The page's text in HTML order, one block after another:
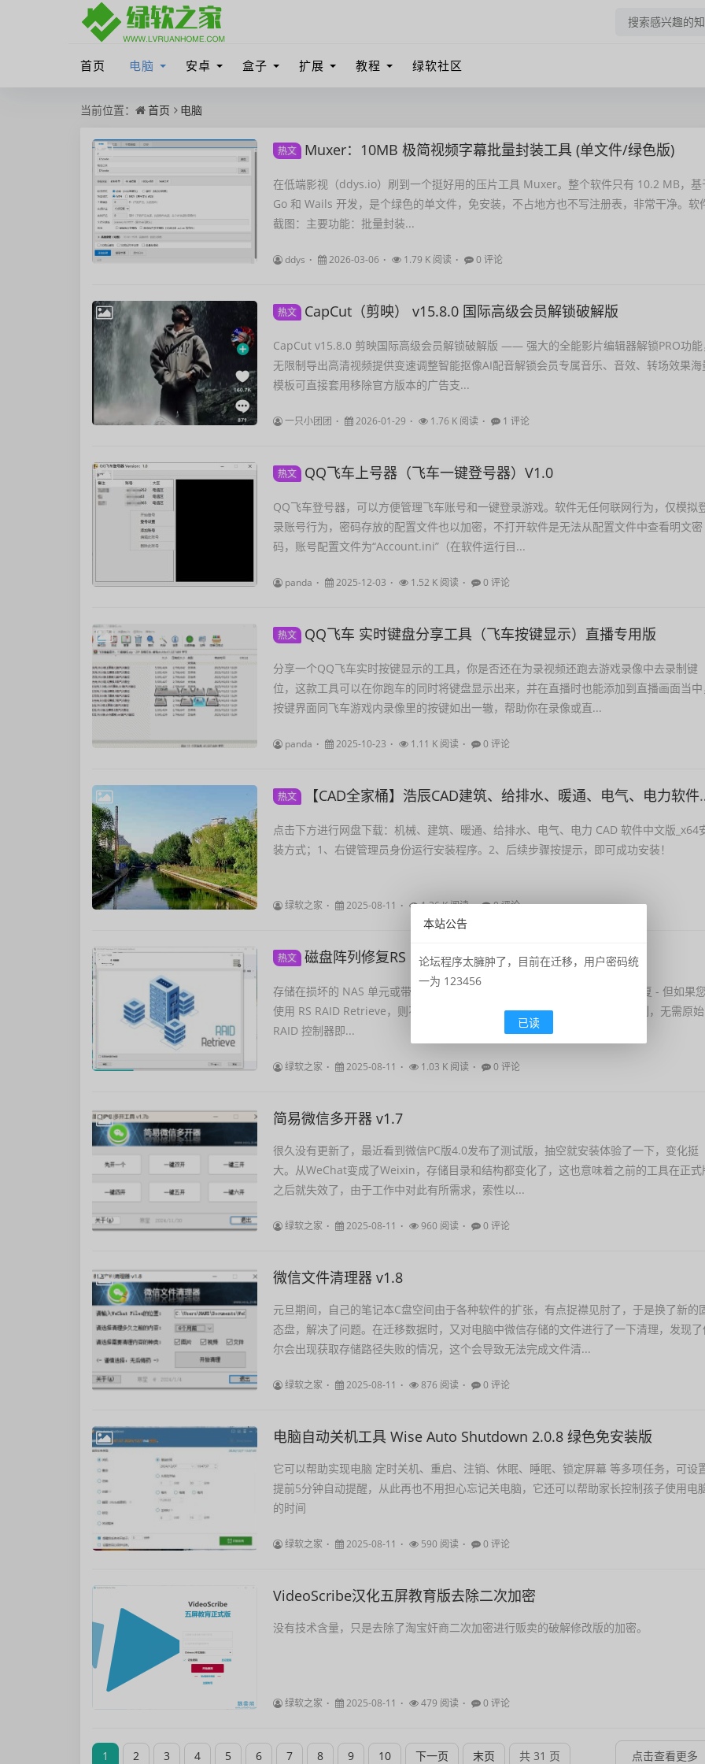
首页 电脑 安卓 盒子 扩展 教程 绿软社区
当前位置： 首页 电脑
热文 Muxer：10MB 极简视频字幕批量封装工具 (单文件/绿色版)
在低端影视（ddys.io）刷到一个挺好用的压片工具 Muxer。整个软件只有 10.2 MB，基
Go 和 Wails 开发，是个绿色的单文件，免安装，不占地方也不写注册表，非常干净。软
截图：主要功能：批量封装...
ddys 2026-03-06 1.79 K 阅读 0 评论
热文 CapCut（剪映） v15.8.0 国际高级会员解锁破解版
CapCut v15.8.0 剪映国际高级会员解锁破解版 —— 强大的全能影片编辑器解锁PRO功能
无限制导出高清视频提供变速调整智能抠像AI配音解锁会员专属音乐、音效、转场效果海
模板可直接套用移除官方版本的广告支...
一只小团团 2026-01-29 1.76 K 阅读 1 评论
热文 QQ飞车上号器（飞车一键登号器）V1.0
QQ飞车登号器，可以方便管理飞车账号和一键登录游戏。软件无任何联网行为，仅模拟
录账号行为，密码存放的配置文件也以加密，不打开软件是无法从配置文件中查看明文密
码，账号配置文件为“Account.ini”（在软件运行目...
panda 2025-12-03 1.52 K 阅读 0 评论
热文 QQ飞车 实时键盘分享工具（飞车按键显示）直播专用版
分享一个QQ飞车实时按键显示的工具，你是否还在为录视频还跑去游戏录像中去录制键
位，这款工具可以在你跑车的同时将键盘显示出来，并在直播时也能添加到直播画面当
按键界面同飞车游戏内录像里的按键如出一辙，帮助你在录像或直...
panda 2025-10-23 1.11 K 阅读 0 评论
热文 【CAD全家桶】浩辰CAD建筑、给排水、暖通、电气、电力软件 安装包中文版，亲测可用！
点击下方进行网盘下载：机械、建筑、暖通、给排水、电气、电力 CAD 软件中文版_x64
装方式；1、右键管理员身份运行安装程序。2、后续步骤按提示，即可成功安装！
绿软之家 2025-08-11 1.36 K 阅读 0 评论
热文 磁盘阵列修复RS RAID Retrieve 2.7 绿色中文版
存储在损坏的 NAS 单元或带有故障控制器的 RAID 阵列上的数据可能很难恢复 - 但如果
使用 RS RAID Retrieve，则不会！该工具可以自动修复多种类型的 RAID 阵列，无需原始
RAID 控制器即...
绿软之家 2025-08-11 1.03 K 阅读 0 评论
简易微信多开器 v1.7
很久没有更新了，最近看到微信PC版4.0发布了测试版，抽空就安装体验了一下，变化挺
大。从WeChat变成了Weixin，存储目录和结构都变化了，这也意味着之前的工具在正式
之后就失效了，由于工作中对此有所需求，索性以...
绿软之家 2025-08-11 960 阅读 0 评论
微信文件清理器 v1.8
元旦期间，自己的笔记本C盘空间由于各种软件的扩张，有点捉襟见肘了，于是换了新的
态盘，解决了问题。在迁移数据时，又对电脑中微信存储的文件进行了一下清理，发现
尔会出现获取存储路径失败的情况，这个会导致无法完成文件清...
绿软之家 2025-08-11 876 阅读 0 评论
电脑自动关机工具 Wise Auto Shutdown 2.0.8 绿色免安装版
它可以帮助实现电脑 定时关机、重启、注销、休眠、睡眠、锁定屏幕 等多项任务，可设
提前5分钟自动提醒，从此再也不用担心忘记关电脑，它还可以帮助家长控制孩子使用电
的时间
绿软之家 2025-08-11 590 阅读 0 评论
VideoScribe汉化五屏教育版去除二次加密
没有技术含量，只是去除了淘宝奸商二次加密进行贩卖的破解修改版的加密。
绿软之家 2025-08-11 479 阅读 0 评论
1 2 3 4 5 6 7 8 9 10 下一页 末页 共 31 页 点击查看更多
本站公告
论坛程序太臃肿了，目前在迁移，用户密码统
一为 123456
已读